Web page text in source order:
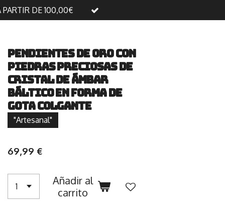
DE 100,00€
pendientes de oro con
piedras preciosas de
cristal de ámbar
báltico en forma de
gota colgante
"Artesanal"
69,99 €
Añadir al
carrito